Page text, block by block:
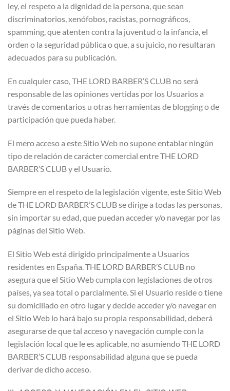
ley, el respeto a la dignidad de la persona, que sean
discriminatorios, xenófobos, racistas, pornográficos,
spamming, que atenten contra la juventud o la infancia, el
orden o la seguridad pública o que, a su juicio, no resultaran
adecuados para su publicación.
En cualquier caso, THE LORD BARBER’S CLUB no será
responsable de las opiniones vertidas por los Usuarios a
través de comentarios u otras herramientas de blogging o de
participación que pueda haber.
El mero acceso a este Sitio Web no supone entablar ningún
tipo de relación de carácter comercial entre THE LORD
BARBER’S CLUB y el Usuario.
Siempre en el respeto de la legislación vigente, este Sitio Web
de THE LORD BARBER’S CLUB se dirige a todas las personas,
sin importar su edad, que puedan acceder y/o navegar por las
páginas del Sitio Web.
El Sitio Web está dirigido principalmente a Usuarios
residentes en España. THE LORD BARBER’S CLUB no
asegura que el Sitio Web cumpla con legislaciones de otros
países, ya sea total o parcialmente. Si el Usuario reside o tiene
su domiciliado en otro lugar y decide acceder y/o navegar en
el Sitio Web lo hará bajo su propia responsabilidad, deberá
asegurarse de que tal acceso y navegación cumple con la
legislación local que le es aplicable, no asumiendo THE LORD
BARBER’S CLUB responsabilidad alguna que se pueda
derivar de dicho acceso.